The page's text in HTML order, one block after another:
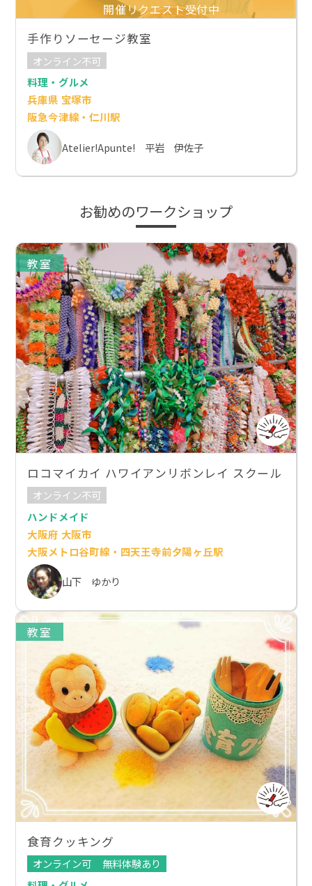
開催リクエスト受付中
手作りソーセージ教室
オンライン不可
料理・グルメ
兵庫県 宝塚市
阪急今津線・仁川駅
Atelier!Apunte! 平岩 伊佐子
お勧めのワークショップ
教室
ロコマイカイ ハワイアンリボンレイ スクール
オンライン不可
ハンドメイド
大阪府 大阪市
大阪メトロ谷町線・四天王寺前夕陽ヶ丘駅
山下 ゆかり
教室
食育クッキング
オンライン可
無料体験あり